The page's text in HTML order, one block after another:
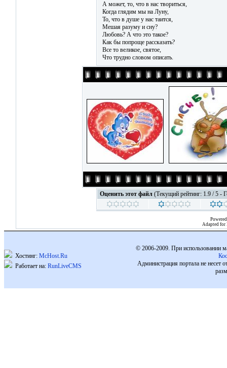
А может, то, что в нас твориться,
Когда глядим мы на Луну,
То, что в душе у нас таится,
Мешая разуму и сну?
Любовь? А что это такое?
Как бы попроще рассказать?
Все то великое, святое,
Что трудно словом описать.
Оценить этот файл (Текущий рейтинг: 1.9 / 5 -
Adapted for
Хостинг: McHost.Ru
Работает на: RunLiveCMS
© 2006-2009. При использовании
Администрация портала не несет